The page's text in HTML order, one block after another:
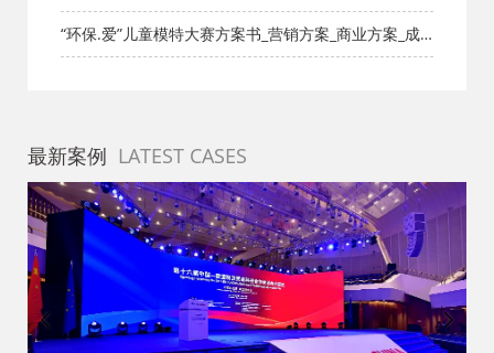
板 舞台 灯光
“环保.爱”儿童模特大赛方案书_营销方案_商业方案_成
最新案例 LATEST CASES